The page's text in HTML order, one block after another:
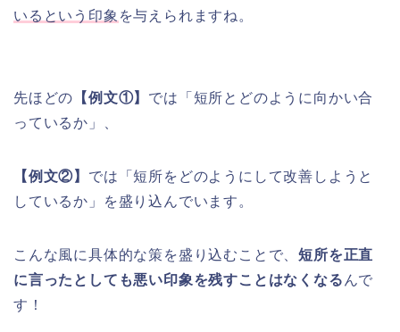
いるという印象 を与えられますね。
先ほどの 【例文①】 では「短所とどのように向かい合
っているか」、
【例文②】 では「短所をどのようにして改善しようと
しているか」を盛り込んでいます。
こんな風に具体的な策を盛り込むことで、短所を正直
に言ったとしても悪い印象を残すことはなくなる んで
す！